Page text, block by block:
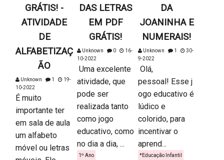
GRÁTIS! -
ATIVIDADE
DE
ALFABETIZAÇ
ÃO
Unknown 1
19-
10-2022
É muito
importante ter
em sala de aula
um alfabeto
móvel ou letras
DAS LETRAS
EM PDF
GRÁTIS!
Unknown 0
16-
10-2022
Uma excelente
atividade, que
pode ser
realizada tanto
como jogo
educativo, como
no dia a dia, ...
1º Ano
DA
JOANINHA E
NUMERAIS!
Unknown 1
30-
9-2022
Olá,
pessoal! Esse j
ogo educativo é
lúdico e
colorido, para
incentivar o
aprend...
*Educação Infantil